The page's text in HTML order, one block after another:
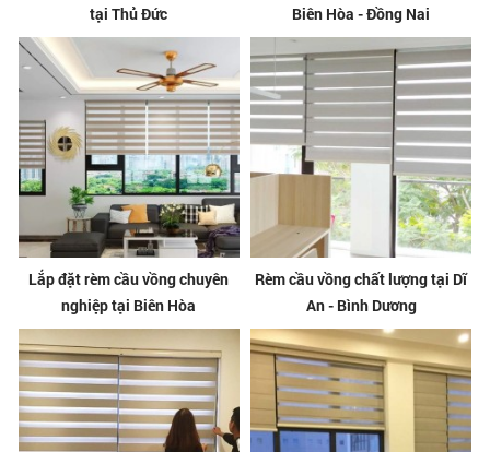
tại Thủ Đức
Biên Hòa - Đồng Nai
Lắp đặt rèm cầu vồng chuyên
nghiệp tại Biên Hòa
Rèm cầu vồng chất lượng tại Dĩ
An - Bình Dương